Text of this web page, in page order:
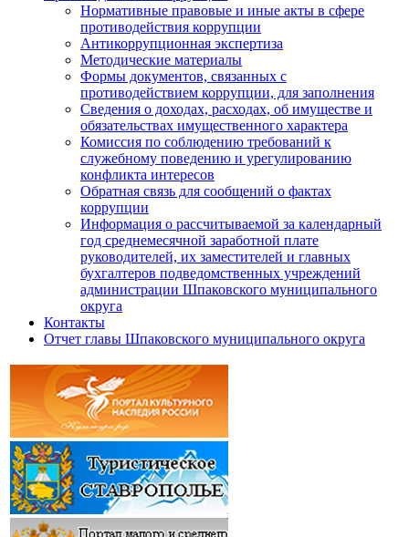
Нормативные правовые и иные акты в сфере
противодействия коррупции
Антикоррупционная экспертиза
Методические материалы
Формы документов, связанных с
противодействием коррупции, для заполнения
Сведения о доходах, расходах, об имуществе и
обязательствах имущественного характера
Комиссия по соблюдению требований к
служебному поведению и урегулированию
конфликта интересов
Обратная связь для сообщений о фактах
коррупции
Информация о рассчитываемой за календарный
год среднемесячной заработной плате
руководителей, их заместителей и главных
бухгалтеров подведомственных учреждений
администрации Шпаковского муниципального
округа
Контакты
Отчет главы Шпаковского муниципального округа